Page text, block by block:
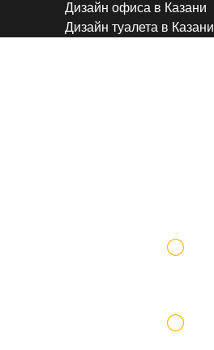
Дизайн офиса в Казани
Дизайн туалета в Казани